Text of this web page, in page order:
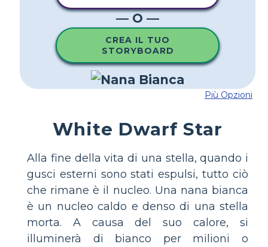
— O —
CREA IL TUO
STORYBOARD
Più Opzioni
White Dwarf Star
Alla fine della vita di una stella, quando i
gusci esterni sono stati espulsi, tutto ciò
che rimane è il nucleo. Una nana bianca
è un nucleo caldo e denso di una stella
morta. A causa del suo calore, si
illuminerà di bianco per milioni o